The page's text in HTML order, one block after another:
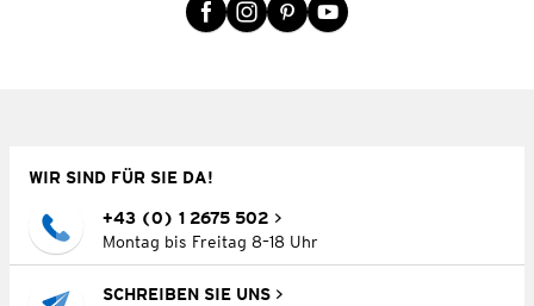
WIR SIND FÜR SIE DA!
+43 (0) 1 2675 502
Montag bis Freitag 8–18 Uhr
SCHREIBEN SIE UNS